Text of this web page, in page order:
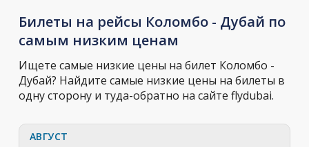
Билеты на рейсы Коломбо - Дубай по
самым низким ценам
Ищете самые низкие цены на билет Коломбо -
Дубай? Найдите самые низкие цены на билеты в
одну сторону и туда-обратно на сайте flydubai.
АВГУСТ